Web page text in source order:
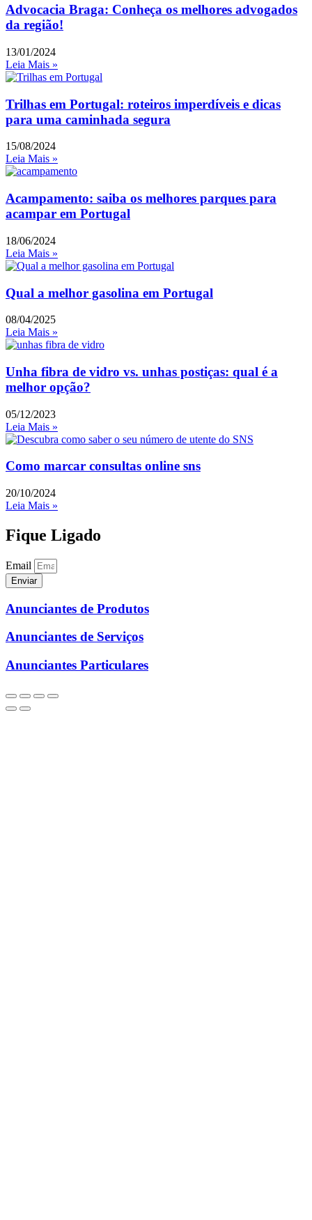
Advocacia Braga: Conheça os melhores advogados
da região!
13/01/2024
Leia Mais »
Trilhas em Portugal: roteiros imperdíveis e dicas
para uma caminhada segura
15/08/2024
Leia Mais »
Acampamento: saiba os melhores parques para
acampar em Portugal
18/06/2024
Leia Mais »
Qual a melhor gasolina em Portugal
08/04/2025
Leia Mais »
Unha fibra de vidro vs. unhas postiças: qual é a
melhor opção?
05/12/2023
Leia Mais »
Como marcar consultas online sns
20/10/2024
Leia Mais »
Fique Ligado
Email
Enviar
Anunciantes de Produtos
Anunciantes de Serviços
Anunciantes Particulares